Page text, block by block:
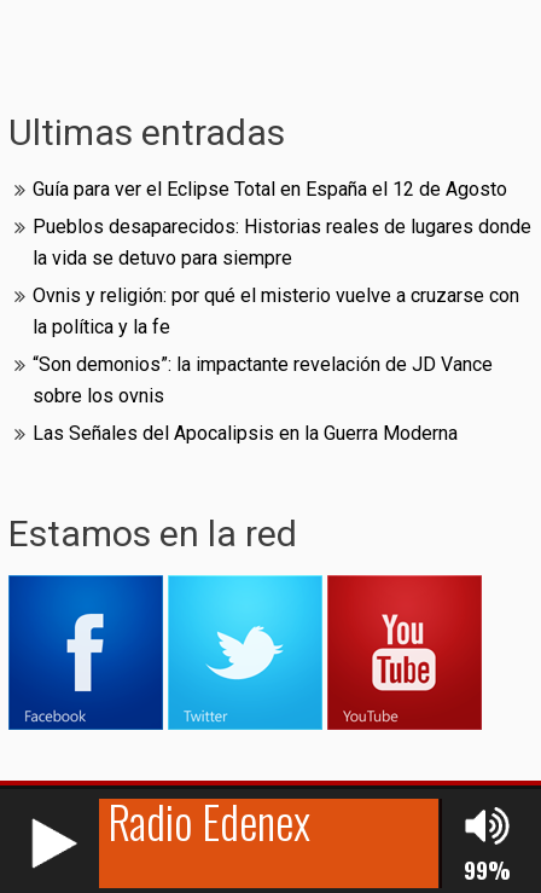
Ultimas entradas
Guía para ver el Eclipse Total en España el 12 de Agosto
Pueblos desaparecidos: Historias reales de lugares donde
la vida se detuvo para siempre
Ovnis y religión: por qué el misterio vuelve a cruzarse con
la política y la fe
“Son demonios”: la impactante revelación de JD Vance
sobre los ovnis
Las Señales del Apocalipsis en la Guerra Moderna
Estamos en la red
RCAST.NET
© (2009-2026)Edenex